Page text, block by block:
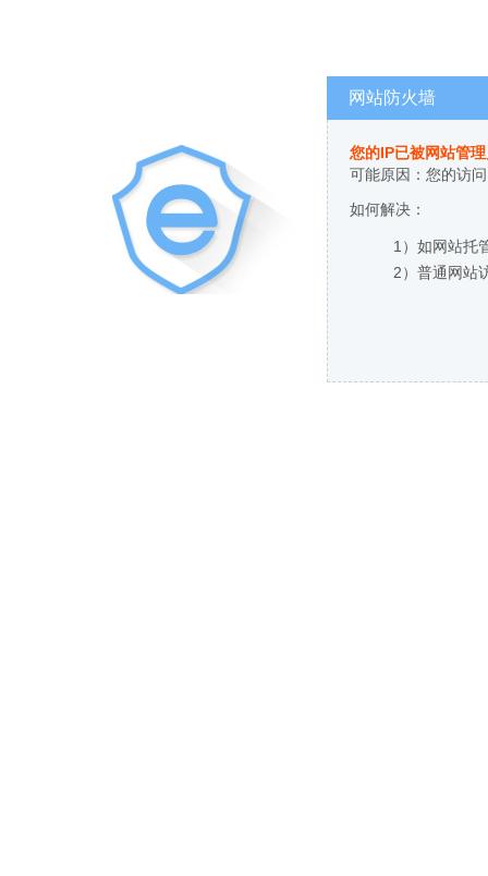
网站防火墙
您的IP已被网站管
可能原因：您的访
如何解决：
1）如网站托
2）普通网站